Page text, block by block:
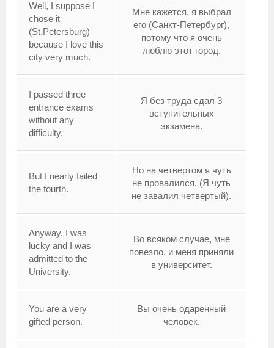
Well, I suppose I
chose it
(St.Petersburg)
because I love this
city very much.
Мне кажется, я выбрал
его (Санкт-Петербург),
потому что я очень
люблю этот город.
I passed three
entrance exams
without any
difficulty.
Я без труда сдал 3
вступительных
экзамена.
But I nearly failed
the fourth.
Но на четвертом я чуть
не провалился. (Я чуть
не завалил четвертый).
Anyway, I was
lucky and I was
admitted to the
University.
Во всяком случае, мне
повезло, и меня приняли
в университет.
You are a very
gifted person.
Вы очень одаренный
человек.